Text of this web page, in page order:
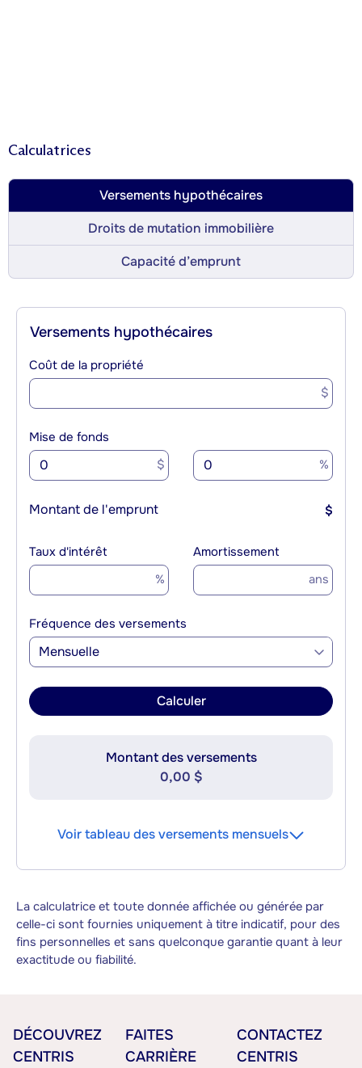
Calculatrices
Versements hypothécaires
Droits de mutation immobilière
Capacité d’emprunt
Versements hypothécaires
Coût de la propriété
$
Mise de fonds
$ %
Montant de l'emprunt $
Taux d'intérêt
%
Amortissement
ans
Fréquence des versements
Mensuelle
Calculer
Montant des versements
0,00 $
Voir tableau des versements mensuels
La calculatrice et toute donnée affichée ou générée par
celle-ci sont fournies uniquement à titre indicatif, pour des
fins personnelles et sans quelconque garantie quant à leur
exactitude ou fiabilité.
DÉCOUVREZ
CENTRIS
FAITES
CARRIÈRE
CONTACTEZ
CENTRIS